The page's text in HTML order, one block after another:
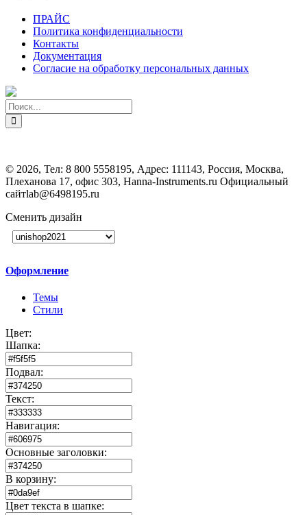
ПРАЙС
Политика конфиденциальности
Контакты
Документация
Согласие на обработку персональных данных
© 2026, Тел: 8 800 5558195, Адрес: 111143, Россия, Москва,
Плеханова 17, офис 303, Hanna-Instruments.ru Официальный
сайтlab@6498195.ru
Сменить дизайн
Оформление
Темы
Стили
Цвет:
Шапка:
Подвал:
Текст:
Навигация:
Основные заголовки:
В корзину:
Цвет текста в шапке: